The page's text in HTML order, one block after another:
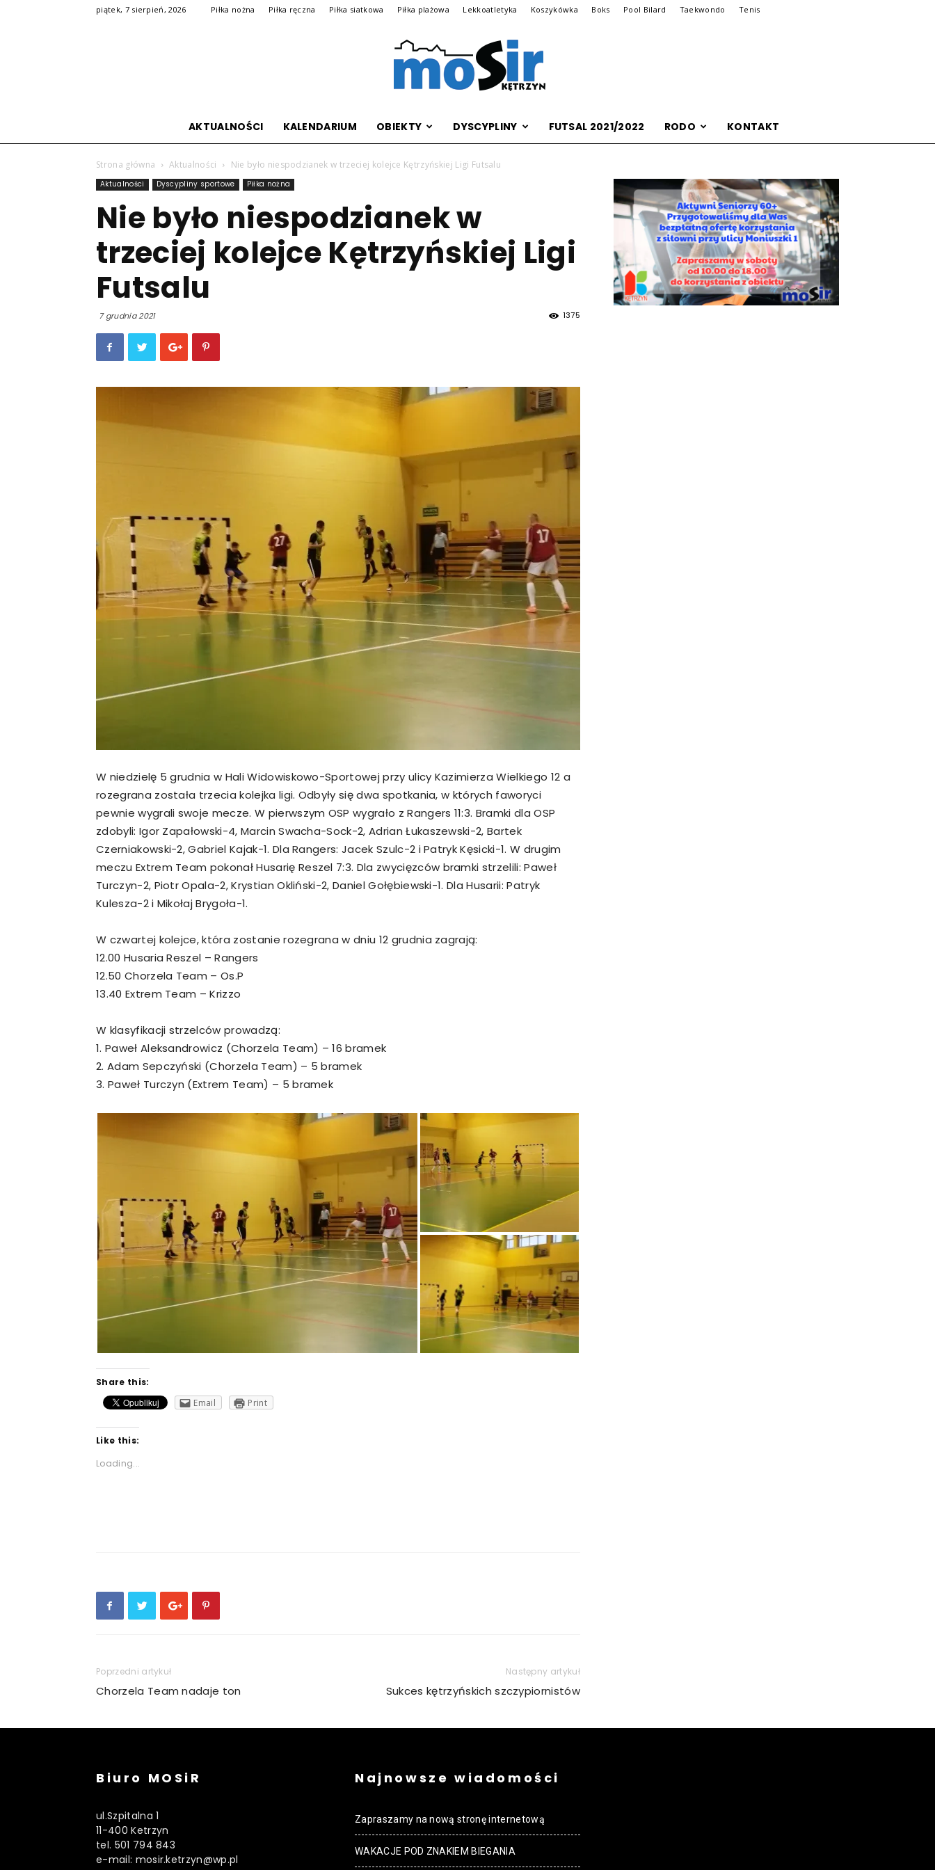
piątek, 7 sierpień, 2026 Piłka nożna Piłka ręczna Piłka siatkowa Piłka plażowa Lekkoatletyka Koszykówka Boks Pool Bilard Taekwondo Tenis
Archiwalna
wersja
AKTUALNOŚCI KALENDARIUM OBIEKTY DYSCYPLINY FUTSAL 2021/2022 RODO KONTAKT
Strona główna Aktualności Nie było niespodzianek w trzeciej kolejce Kętrzyńskiej Ligi Futsalu
Aktualności Dyscypliny sportowe Piłka nożna
Nie było niespodzianek w
trzeciej kolejce Kętrzyńskiej Ligi
Futsalu
7 grudnia 2021 1375
W niedzielę 5 grudnia w Hali Widowiskowo-Sportowej przy ulicy Kazimierza Wielkiego 12 a
rozegrana została trzecia kolejka ligi. Odbyły się dwa spotkania, w których faworyci
pewnie wygrali swoje mecze. W pierwszym OSP wygrało z Rangers 11:3. Bramki dla OSP
zdobyli: Igor Zapałowski-4, Marcin Swacha-Sock-2, Adrian Łukaszewski-2, Bartek
Czerniakowski-2, Gabriel Kajak-1. Dla Rangers: Jacek Szulc-2 i Patryk Kęsicki-1. W drugim
meczu Extrem Team pokonał Husarię Reszel 7:3. Dla zwycięzców bramki strzelili: Paweł
Turczyn-2, Piotr Opala-2, Krystian Okliński-2, Daniel Gołębiewski-1. Dla Husarii: Patryk
Kulesza-2 i Mikołaj Brygoła-1.
W czwartej kolejce, która zostanie rozegrana w dniu 12 grudnia zagrają:
12.00 Husaria Reszel – Rangers
12.50 Chorzela Team – Os.P
13.40 Extrem Team – Krizzo
W klasyfikacji strzelców prowadzą:
1. Paweł Aleksandrowicz (Chorzela Team) – 16 bramek
2. Adam Sepczyński (Chorzela Team) – 5 bramek
3. Paweł Turczyn (Extrem Team) – 5 bramek
Share this:
Email
Print
Like this:
Loading...
Poprzedni artykuł
Chorzela Team nadaje ton
Następny artykuł
Sukces kętrzyńskich szczypiornistów
Biuro MOSiR
ul.Szpitalna 1
11-400 Ketrzyn
tel. 501 794 843
e-mail: mosir.ketrzyn@wp.pl
Najnowsze wiadomości
Zapraszamy na nową stronę internetową
WAKACJE POD ZNAKIEM BIEGANIA